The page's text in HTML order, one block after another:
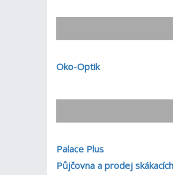
Oko-Optik
Palace Plus
Půjčovna a prodej